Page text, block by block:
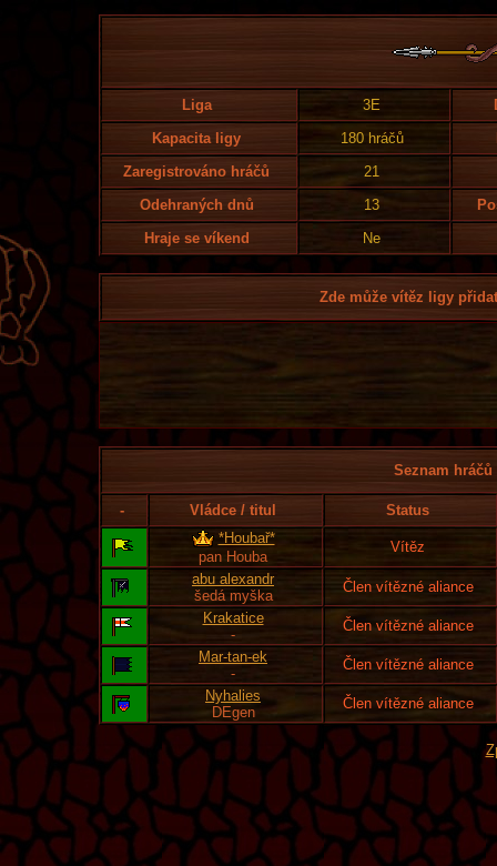
Liga 3E
Kapacita ligy
180 hráčů
Zaregistrováno hráčů
21
Odehraných dnů
13
Hraje se víkend
Ne
Zde může vítěz ligy
Seznam
- Vládce / titul
Status
*Houbař*
pan Houba
Vítěz
abu alexandr
šedá myška
Člen vítězné aliance
Krakatice
-
Člen vítězné aliance
Mar-tan-ek
-
Člen vítězné aliance
Nyhalies
DEgen
Člen vítězné aliance